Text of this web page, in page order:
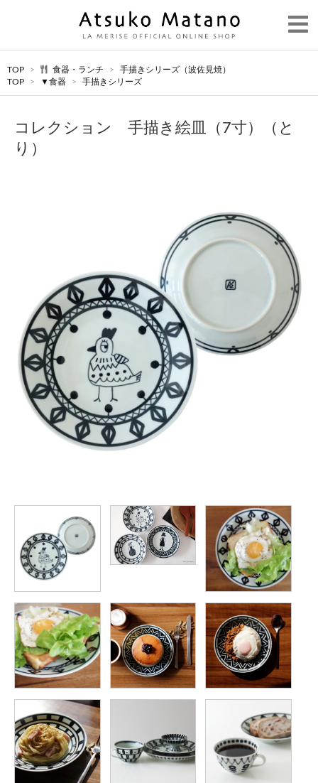
TOP > 食器・ランチ >
手描きシリーズ（波佐見焼）
TOP
> ▼食器 > 手描きシリーズ
コレクション 手描き絵皿（7寸）（と
り）